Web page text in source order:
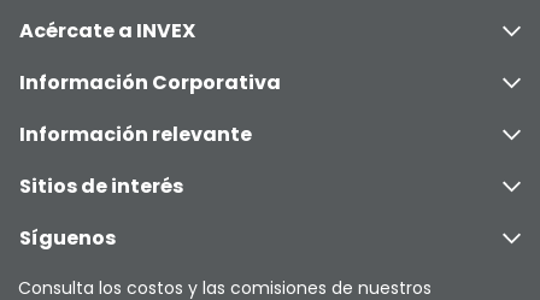
Acércate a INVEX
Información Corporativa
Información relevante
Sitios de interés
Síguenos
Consulta los costos y las comisiones de nuestros